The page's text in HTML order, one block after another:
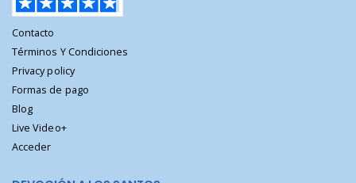
Contacto
Términos Y Condiciones
Privacy policy
Formas de pago
Blog
Live Video+
Acceder